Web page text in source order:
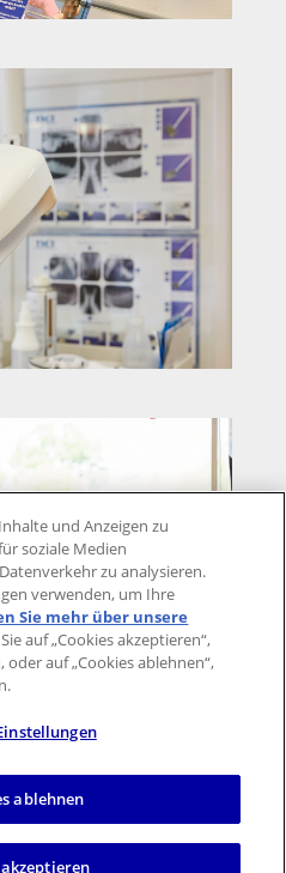
Barrierefreiheit
und Anzeigen zu
soziale Medien
zu analysieren.
verwenden, um Ihre
Sie mehr über unsere
a new tab)
auf „Cookies akzeptieren“,
auf „Cookies ablehnen“,
ablehnen